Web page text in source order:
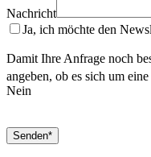
Nachricht
Ja, ich möchte den
Damit Ihre Anfrage noch
angeben, ob es sich um
Nein